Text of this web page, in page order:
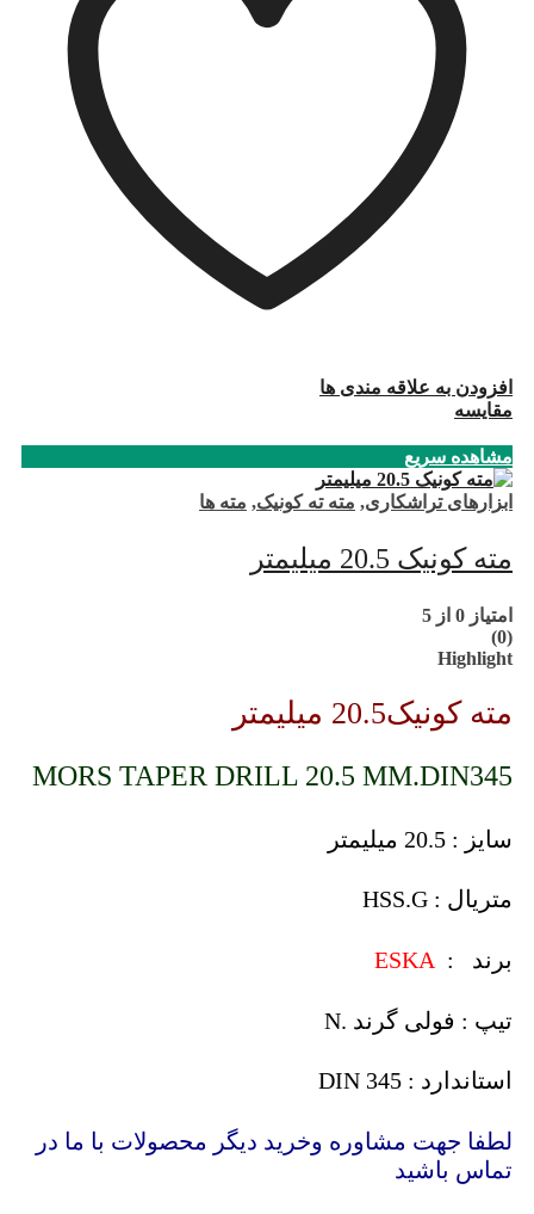
افزودن به علاقه مندی ها
مقایسه
مشاهده سریع
ابزارهای تراشکاری, مته ته کونیک, مته ها
مته کونیک 20.5 میلیمتر
امتیاز 0 از 5
(0)
Highlight
مته کونیک20.5 میلیمتر
MORS TAPER DRILL 20.5 MM.DIN345
سایز : 20.5 میلیمتر
متریال : HSS.G
برند : ESKA
تیپ : فولی گرند .N
استاندارد : DIN 345
لطفا جهت مشاوره وخرید دیگر محصولات با ما در
تماس باشید